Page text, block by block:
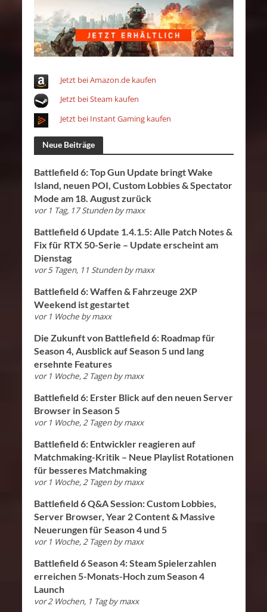
Jetzt bei Amazon.de kaufen
Jetzt bei Steam kaufen
Jetzt bei Instant Gaming kaufen
Neue Beiträge
Battlefield 6: Top Gun Update bringt Wake
Island, neuen POI, Custom Lobbies & Spectator
Mode am 18. August zurück
vor 1 Tag, 17 Stunden bymaxx
Battlefield 6 Update 1.4.1.5: Alle Patch Notes &
Fix für RTX 50-Serie – Update erscheint am
Dienstag
vor 5 Tagen, 11 Stunden bymaxx
Battlefield 6: Waffen & Fahrzeuge 2XP
Weekend ist gestartet
vor 1 Woche bymaxx
Die Zukunft von Battlefield 6: Roadmap für
Season 4, Ausblick auf Season 5 und lang
ersehnte Features
vor 1 Woche, 2 Tagen bymaxx
Battlefield 6: Erster Blick auf den neuen Server
Browser in Season 5
vor 1 Woche, 2 Tagen bymaxx
Battlefield 6: Entwickler reagieren auf
Matchmaking-Kritik – Neue Playlist Rotationen
für besseres Matchmaking
vor 1 Woche, 2 Tagen bymaxx
Battlefield 6 Q&A Session: Custom Lobbies,
Server Browser, Year 2 Content & Massive
Neuerungen für Season 4 und 5
vor 1 Woche, 2 Tagen bymaxx
Battlefield 6 Season 4: Steam Spielerzahlen
erreichen 5-Monats-Hoch zum Season 4
Launch
vor 2 Wochen, 1 Tag bymaxx